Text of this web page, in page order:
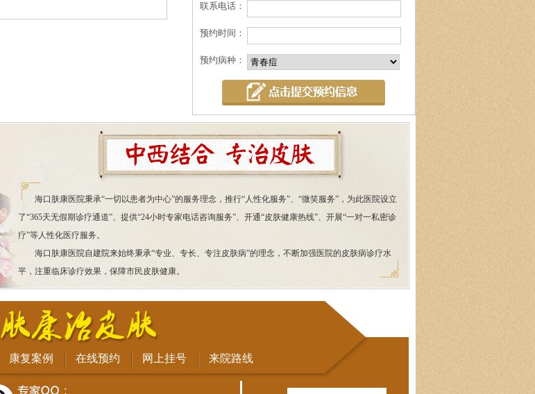
联系电话：
预约时间：
预约病种：
海口肤康医院秉承“一切以患者为中心”的服务理念，推行“人性化服务”、“微笑服务”，为此医院设立
了“365天无假期诊疗通道”、提供“24小时专家电话咨询服务”、开通“皮肤健康热线”、开展“一对一私密诊
疗”等人性化医疗服务。
海口肤康医院自建院来始终秉承“专业、专长、专注皮肤病”的理念，不断加强医院的皮肤病诊疗水
平，注重临床诊疗效果，保障市民皮肤健康。
康复案例 在线预约 网上挂号 来院路线